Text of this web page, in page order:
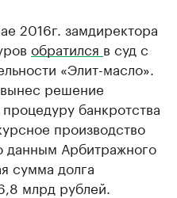
2016г. замдиректора
обратился в суд с
«Элит-масло».
решение
банкротства
производство
Арбитражного
сумма долга
млрд рублей.